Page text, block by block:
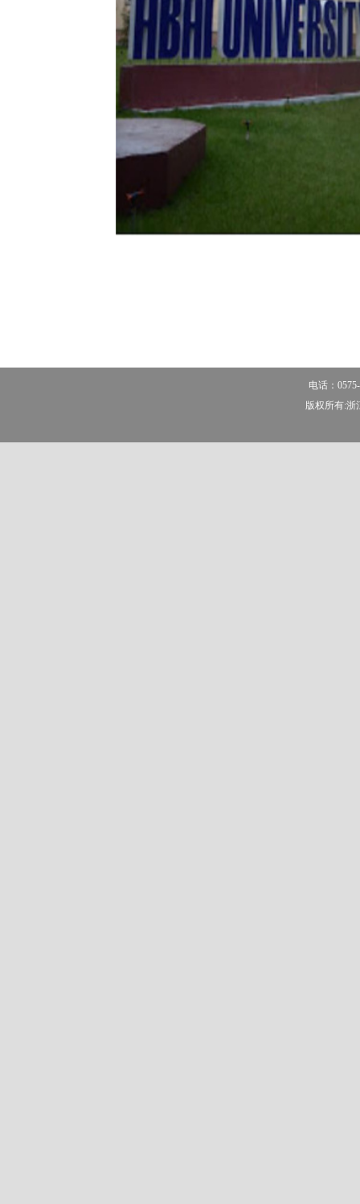
电话：
版权所有:浙